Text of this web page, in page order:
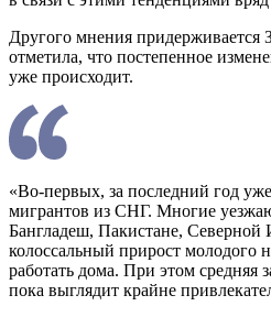
Другого мнения придерживается
отметила, что постепенное
уже происходит.
«Во-первых, за последний год
мигрантов из СНГ. Многие
Бангладеш, Пакистане, Северной
колоссальный прирост молодого
работать дома. При этом средняя
пока выглядит крайне